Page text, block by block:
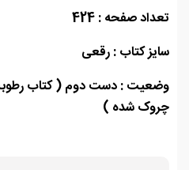
صفحه : 424
کتاب : رقعی
: دست دوم ( کتاب رطوبت
شده )